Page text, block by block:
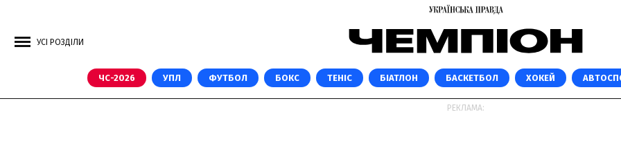
УСІ РОЗДІЛИ
ЧС-2026 УПЛ ФУТБОЛ БОКС ТЕНІС БІАТЛОН БАСКЕТБОЛ ХОКЕЙ
РЕКЛАМА: